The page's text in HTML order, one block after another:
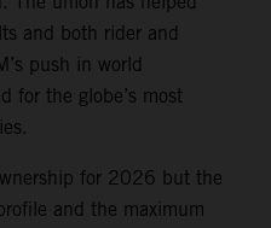
and both rider and
push in world
for the globe’s most
for 2026 but the
and the maximum